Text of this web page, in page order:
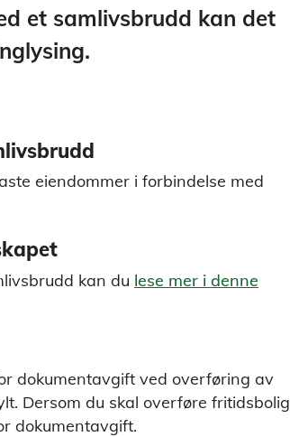
et samlivsbrudd kan det
eiendommer i forbindelse med
kan du lese mer i denne
dokumentavgift ved overføring av
Dersom du skal overføre fritidsbolig
dokumentavgift.